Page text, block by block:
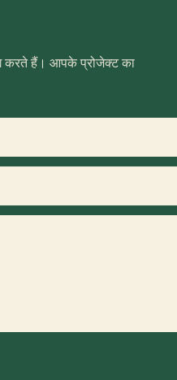
करते हैं। आपके प्रोजेक्ट का